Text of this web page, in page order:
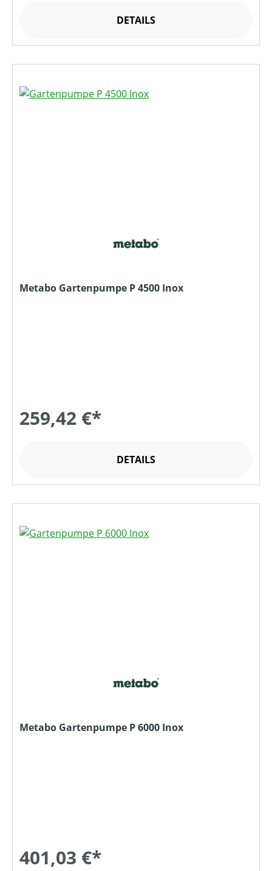
DETAILS
Metabo Gartenpumpe P 4500 Inox
259,42 €*
DETAILS
Metabo Gartenpumpe P 6000 Inox
401,03 €*